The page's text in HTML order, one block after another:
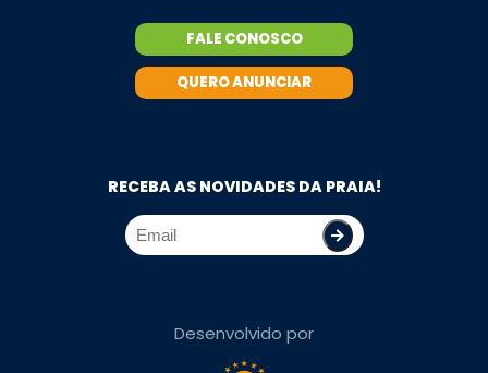
FALE CONOSCO
QUERO ANUNCIAR
RECEBA AS NOVIDADES DA PRAIA!
Desenvolvido por